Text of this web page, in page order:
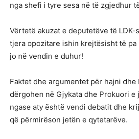
nga shefi i tyre sesa në të zgjedhur
Vërtetë akuzat e deputetëve të LDK-
tjera opozitare ishin krejtësisht të pa
jo në vendin e duhur!
Faktet dhe argumentet për hajni dhe
dërgohen në Gjykata dhe Prokuori e
ngase aty është vendi debatit dhe
që përmirëson jetën e qytetarëve.